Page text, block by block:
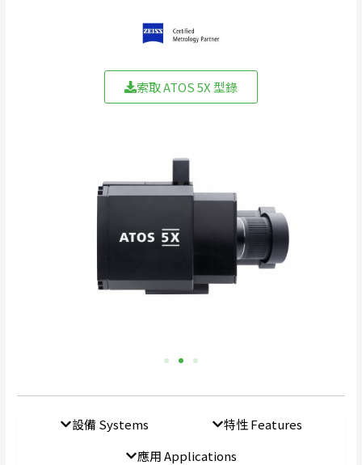
索取 ATOS 5X 型錄
設備 Systems
特性 Features
應用 Applications